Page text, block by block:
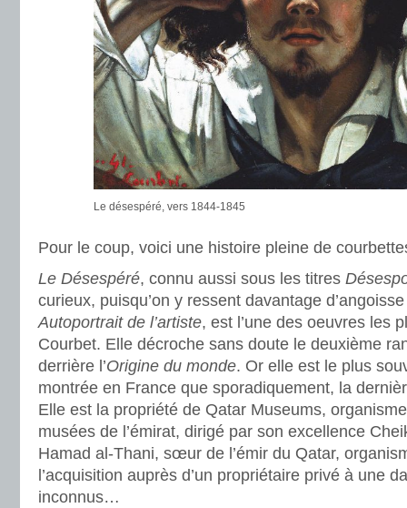
Le désespéré, vers 1844-1845
Pour le coup, voici une histoire pleine de
Le Désespéré, connu aussi sous les titres
curieux, puisqu’on y ressent davantage
Autoportrait de l’artiste, est l’une des oeuvres les
Courbet. Elle décroche sans doute le deuxième
derrière l’Origine du monde. Or elle est le plus
montrée en France que sporadiquement, la
Elle est la propriété de Qatar Museums,
musées de l’émirat, dirigé par son excellence
Hamad al-Thani, sœur de l’émir du Qatar,
l’acquisition auprès d’un propriétaire privé à une
inconnus…